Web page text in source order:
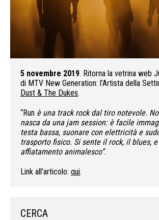
5 novembre 2019. Ritorna la vetrina web
di MTV New Generation: l’Artista della
Dust & The Dukes.
“Run è una track rock dal tiro notevole.
nasca da una jam session: è facile
testa bassa, suonare con elettricità e
trasporto fisico. Si sente il rock, il blues,
affiatamento animalesco”.
Link all’articolo: qui.
CERCA